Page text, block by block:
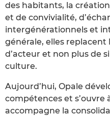
des habitants, la
et de convivialité,
intergénérationnels et
générale, elles
d’acteur et non plus de
culture.
Aujourd’hui, Opale
compétences et s’ouvre
accompagne la